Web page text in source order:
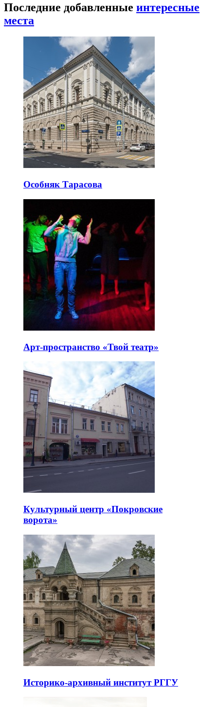
Последние добавленные интересные
места
Особняк Тарасова
Арт-пространство «Твой театр»
Культурный центр «Покровские
ворота»
Историко-архивный институт РГГУ